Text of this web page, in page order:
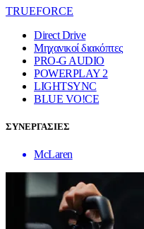
TRUEFORCE
Direct Drive
Μηχανικοί διακόπτες
PRO-G AUDIO
POWERPLAY 2
LIGHTSYNC
BLUE VO!CE
ΣΥΝΕΡΓΑΣΙΕΣ
McLaren